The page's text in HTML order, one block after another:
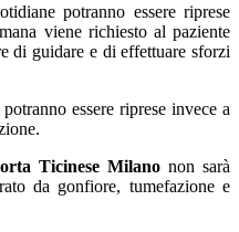
potranno essere riprese
viene richiesto al paziente
di guidare e di effettuare sforzi
essere riprese invece a
Ticinese Milanonon sarà
da gonfiore, tumefazione e